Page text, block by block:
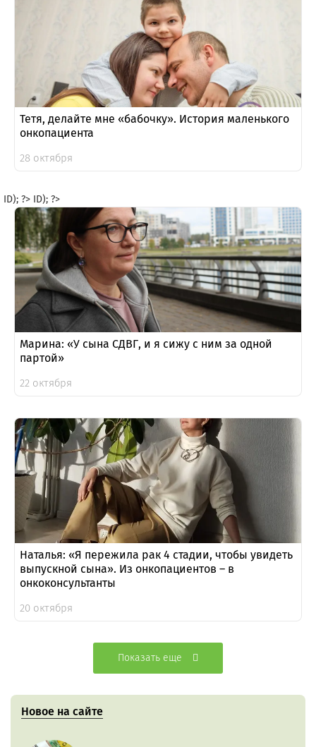
Тетя, делайте мне «бабочку». История маленького
онкопациента
28 октября
ID); ?>
Марина: «У сына СДВГ, и я сижу с ним за одной
партой»
22 октября
ID); ?>
Наталья: «Я пережила рак 4 стадии, чтобы увидеть
выпускной сына». Из онкопациентов – в
онкоконсультанты
20 октября
Показать еще
Новое на сайте